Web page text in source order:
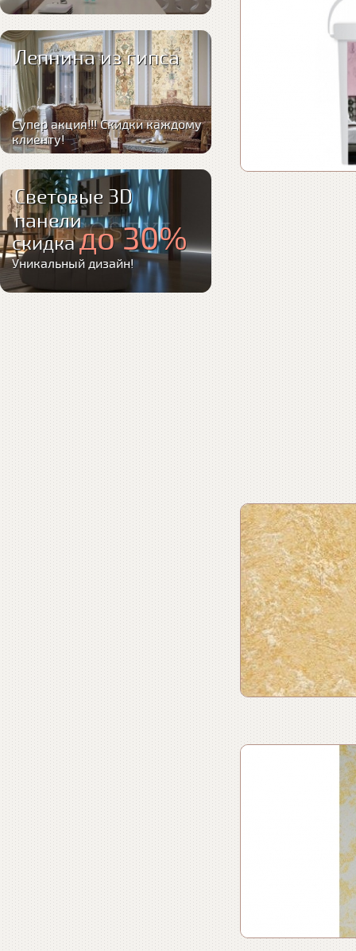
Лепнина из гипса
Супер акция!!! Скидки каждому
клиенту!
Световые 3D
панели
скидкадо 30%
Уникальный дизайн!